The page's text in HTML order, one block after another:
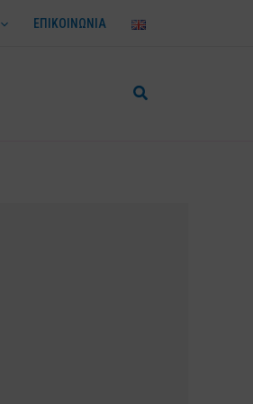
ΕΠΙΚΟΙΝΩΝΙΑ